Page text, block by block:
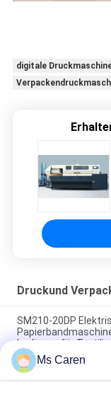
digitale
Druckund
SM210-20DP
bedienen für
SM12S
Ms Caren